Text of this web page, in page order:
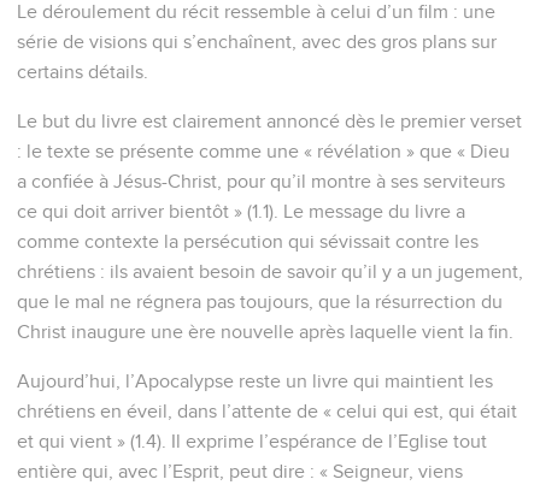
Le déroulement du récit ressemble à celui d’un film : une
série de visions qui s’enchaînent, avec des gros plans sur
certains détails.
Le but du livre est clairement annoncé dès le premier verset
: le texte se présente comme une « révélation » que « Dieu
a confiée à Jésus-Christ, pour qu’il montre à ses serviteurs
ce qui doit arriver bientôt » (1.1). Le message du livre a
comme contexte la persécution qui sévissait contre les
chrétiens : ils avaient besoin de savoir qu’il y a un jugement,
que le mal ne régnera pas toujours, que la résurrection du
Christ inaugure une ère nouvelle après laquelle vient la fin.
Aujourd’hui, l’Apocalypse reste un livre qui maintient les
chrétiens en éveil, dans l’attente de « celui qui est, qui était
et qui vient » (1.4). Il exprime l’espérance de l’Eglise tout
entière qui, avec l’Esprit, peut dire : « Seigneur, viens